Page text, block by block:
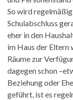
So wird
Schulabschluss
eher in den
im Haus der Eltern
Räume zur
dagegen schon
Beziehung oder
geführt, ist es